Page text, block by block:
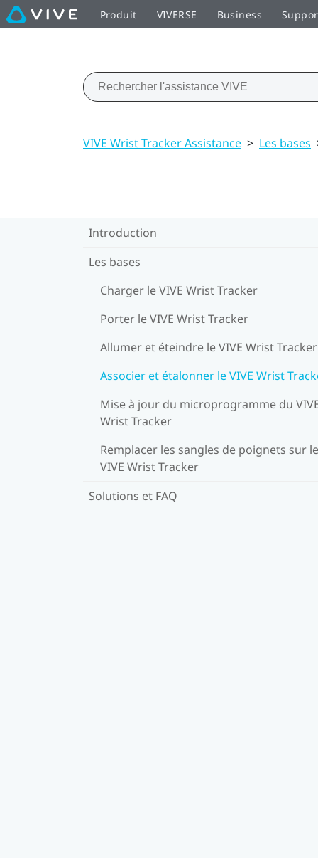
Produit VIVERSE Business
VIVE Wrist Tracker Assistance > Les bases
Introduction
Les bases
Charger le VIVE Wrist Tracker
Porter le VIVE Wrist Tracker
Allumer et éteindre le VIVE Wrist Tracker
Associer et étalonner le VIVE Wrist
Mise à jour du microprogramme du
Wrist Tracker
Remplacer les sangles de poignets sur le
VIVE Wrist Tracker
Solutions et FAQ